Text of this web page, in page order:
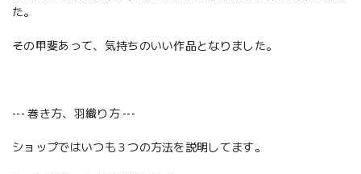
た。
その甲斐あって、気持ちのいい作品となりました。
--- 巻き方、羽織り方 ---
ショップではいつも３つの方法を説明してます。